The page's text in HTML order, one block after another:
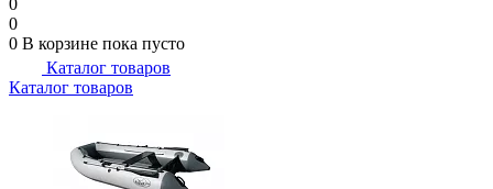
0
0
0 В корзине пока пусто
Каталог товаров
Каталог товаров